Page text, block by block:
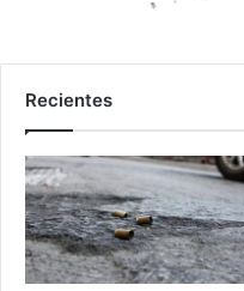
Recientes